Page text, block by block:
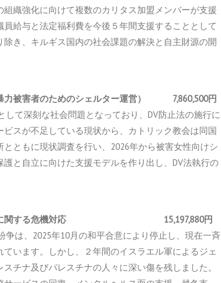
織強化に向けて複数のカリタス加盟メンバーが支援
給与と法定福利費を今後５年間支援することとして
き、キルギス国内の社会課題の解決と自主財源の開
力被害者のためのシェルター運営）
7,860,500円
して深刻な社会問題となっており、DV防止法の施行に
スが不足している現状から、カトリック教会は同国
ともに現状調査を行い、2026年から被害女性向けシ
と自立に向けた支援モデルを作り出し、DV法執行の
欠な物資に関する危機対応 15,197,880円
争は、2025年10月の和平合意により停止し、現在一斉
います。しかし、２年間のイスラエル軍によるジェ
チナ及びパレスチナの人々に深い傷を残しました。